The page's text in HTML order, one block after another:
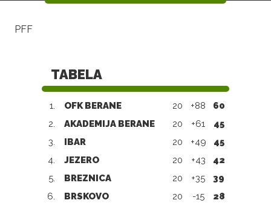
PFF
TABELA
1. OFK BERANE 20 +88
60
2.
AKADEMIJA BERANE 20 +61
45
3.
IBAR 20 +49
45
4.
JEZERO 20 +43
42
5.
BREZNICA 20 +35
39
6.
BRSKOVO 20 -15
28